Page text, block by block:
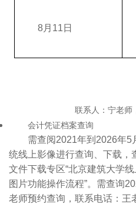
8月11日
联系人：宁老师，联
会计凭证档案查询
需查阅2021年到2026年5
统线上影像进行查询、下载
文件下载专区“北京建筑大学
图片功能操作流程”。需查询
老师预约查询，联系电话：王